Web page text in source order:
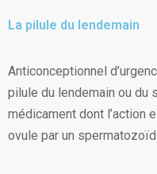
La pilule du lendemain
Anticonceptionnel
pilule du lendemain ou du
médicament dont l’action
ovule par un